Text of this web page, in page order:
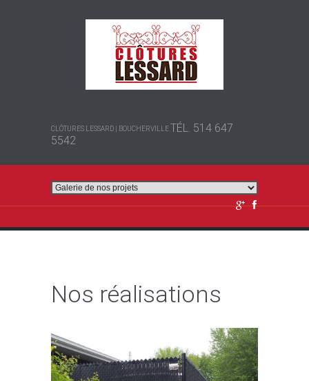
CLÔTURES LESSARD | BOUCHERVILLETÉL. 514 647
5542
Nos réalisations